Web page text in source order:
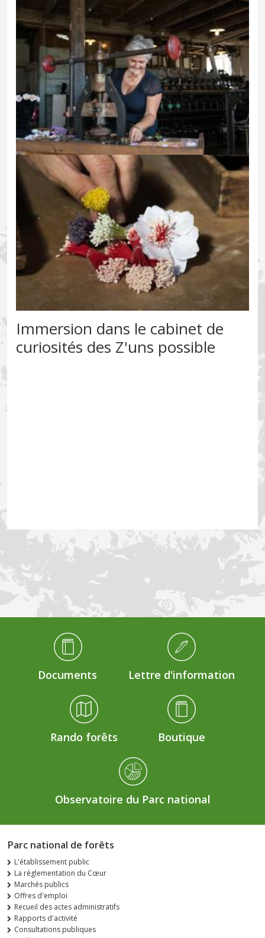
Immersion dans le cabinet de
curiosités des Z'uns possible
Médiathèque Footer
Documents Lettre d'information
Rando forêts Boutique
Observatoire du Parc national
Parc national de forêts
L'établissement public
La réglementation du Cœur
Marchés publics
Offres d'emploi
Recueil des actes administratifs
Rapports d'activité
Consultations publiques